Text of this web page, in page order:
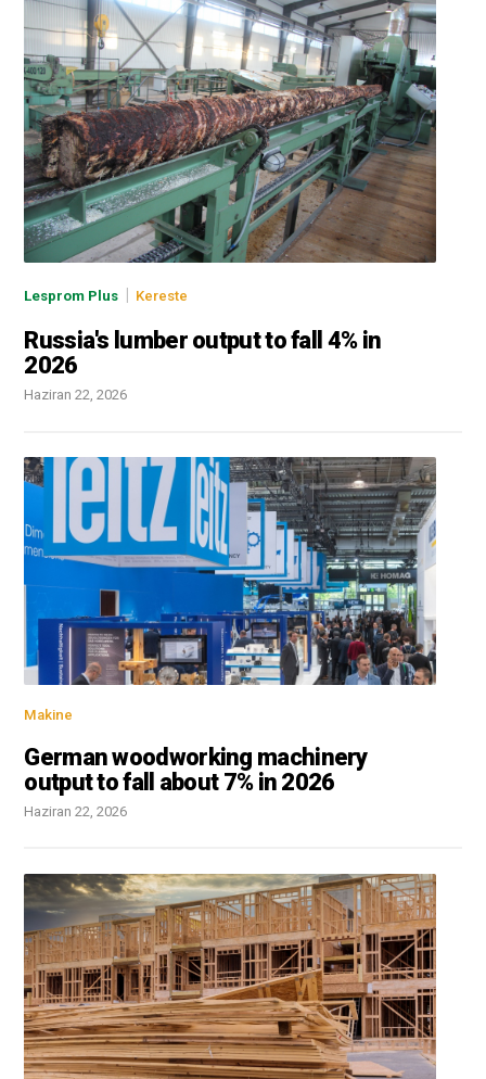
Lesprom Plus Kereste
Russia's lumber output to fall 4% in
2026
Haziran 22, 2026
Makine
German woodworking machinery
output to fall about 7% in 2026
Haziran 22, 2026